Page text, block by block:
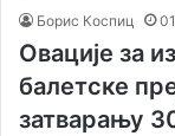
Борис Коспиц
Овације за
балетске
затварању